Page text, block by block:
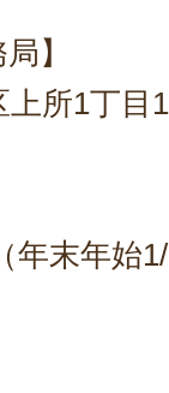
】
所1丁目
年末年始